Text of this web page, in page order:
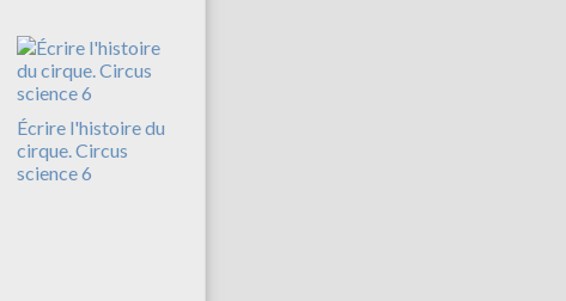
Écrire l'histoire du
cirque. Circus
science 6